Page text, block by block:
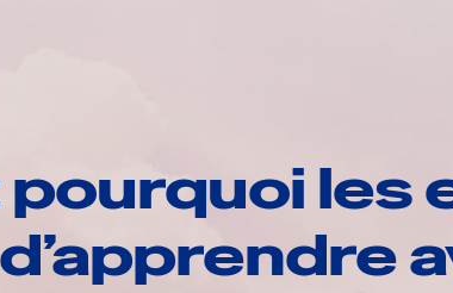
les